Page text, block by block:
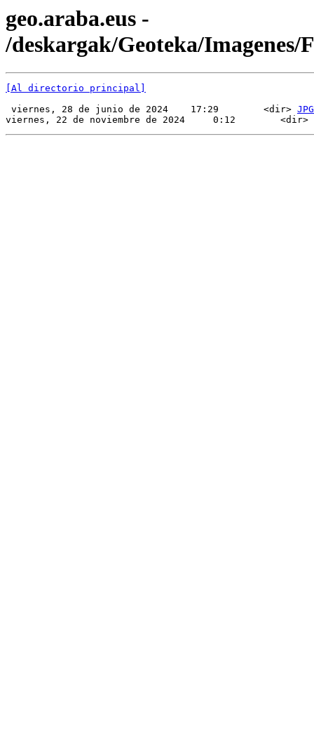
geo.araba.eus -
/deskargak/Geoteka/Imagenes/
[Al directorio principal]
viernes, 28 de junio de 2024    17:29        <dir> JPG
viernes, 22 de noviembre de 2024     0:12        <dir>